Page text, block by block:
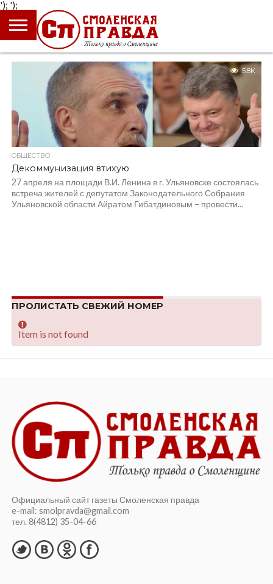
');
ГЛАВНАЯ
НОВОСТИ
ПРОИСШЕСТВИЯ
ПОЛИТИКА
КУЛЬТУРА
ЭКОНОМИКА
ОБЩЕСТВО
БЛОГИ
5.8K
ОБЩЕСТВО
Декоммунизация втихую
27 апреля на площади В.И. Ленина в г. Ульяновске состоялась
встреча жителей с депутатом Законодательного Собрания
Ульяновской области Айратом Гибатдиновым – провести...
ПРОЛИСТАТЬ СВЕЖИЙ НОМЕР
Item is not found
Официальный сайт газеты Смоленская правда
e-mail: smolpravda@gmail.com
тел. 8(4812) 35-04-66
');